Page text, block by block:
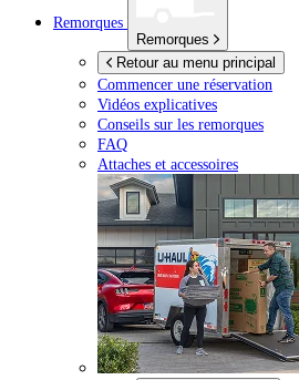
Remorques
Remorques
Retour au menu principal
Commencer une réservation
Vidéos explicatives
Conseils sur les remorques
FAQ
Attaches et accessoires